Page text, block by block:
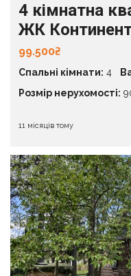
4 кімнатна
ЖК
99.500₴
Спальні кімнати: 4
Розмір нерухомості:
11 місяців тому